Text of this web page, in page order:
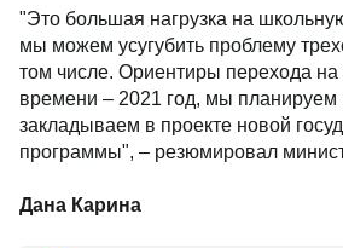
"Это большая нагрузка на
мы можем усугубить проблему
том числе. Ориентиры перехода на
времени – 2021 год, мы планируем
закладываем в проекте новой
программы", – резюмировал
Дана Карина